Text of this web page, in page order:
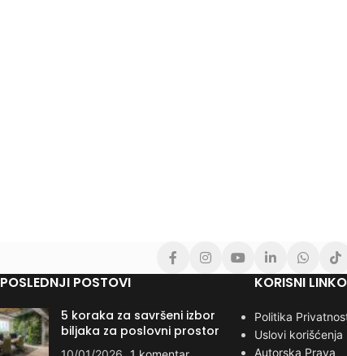
POSLEDNJI POSTOVI
5 koraka za savršeni izbor
biljaka za poslovni prostor
KORISNI
Politika
Uslovi korišćenja
Autorska Prava